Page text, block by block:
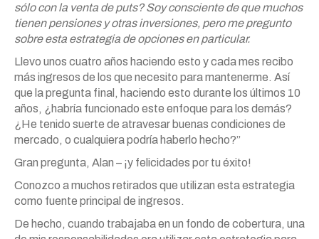
sólo con la venta de puts? Soy consciente de que muchos
tienen pensiones y otras inversiones, pero me pregunto
sobre esta estrategia de opciones en particular.
Llevo unos cuatro años haciendo esto y cada mes recibo
más ingresos de los que necesito para mantenerme. Así
que la pregunta final, haciendo esto durante los últimos 10
años, ¿habría funcionado este enfoque para los demás?
¿He tenido suerte de atravesar buenas condiciones de
mercado, o cualquiera podría haberlo hecho?”
Gran pregunta, Alan – ¡y felicidades por tu éxito!
Conozco a muchos retirados que utilizan esta estrategia
como fuente principal de ingresos.
De hecho, cuando trabajaba en un fondo de cobertura, una